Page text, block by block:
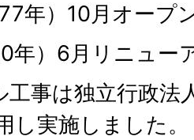
年）10月オープ
年）6月リニュー
事は独立行政法
し実施しました。